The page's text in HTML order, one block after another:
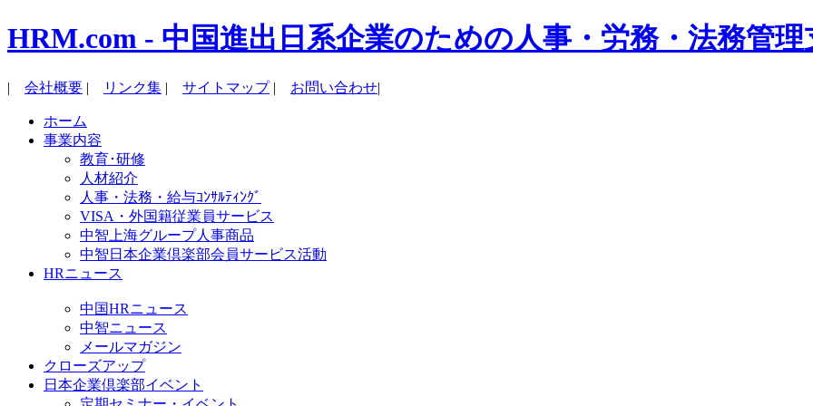
HRM.com - 中国進出日系企業のための人事・労務・法務管理
| 会社概要 | リンク集 | サイトマップ| お問い合わせ|
ホーム
事業内容
教育･研修
人材紹介
人事・法務・給与ｺﾝｻﾙﾃｨﾝｸﾞ
VISA・外国籍従業員サービス
中智上海グループ人事商品
中智日本企業倶楽部会員サービス活動
HRニュース
中国HRニュース
中智ニュース
メールマガジン
クローズアップ
日本企業倶楽部イベント